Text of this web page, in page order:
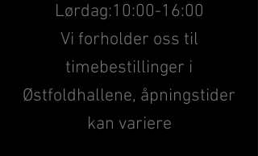
Lørdag:10:00-16:00
Vi forholder oss til
timebestillinger i
Østfoldhallene, åpningstider
kan variere